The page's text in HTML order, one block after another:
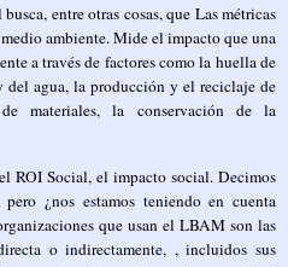
entre otras cosas, que Las métricas
ambiente. Mide el impacto que una
a través de factores como la huella de
agua, la producción y el reciclaje de
materiales, la conservación de la
ROI Social, el impacto social. Decimos
¿nos estamos teniendo en cuenta
que usan el LBAM son las
o indirectamente, , incluidos sus